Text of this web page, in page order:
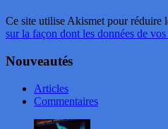
Ce site utilise Akismet pour réduire
sur la façon dont les données de
Nouveautés
Articles
Commentaires